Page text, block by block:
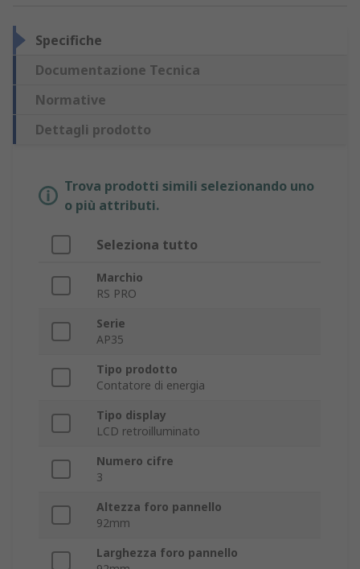
Specifiche
Documentazione Tecnica
Normative
Dettagli prodotto
Trova prodotti simili selezionando uno
o più attributi.
Seleziona tutto
Marchio
RS PRO
Serie
AP35
Tipo prodotto
Contatore di energia
Tipo display
LCD retroilluminato
Numero cifre
3
Altezza foro pannello
92mm
Larghezza foro pannello